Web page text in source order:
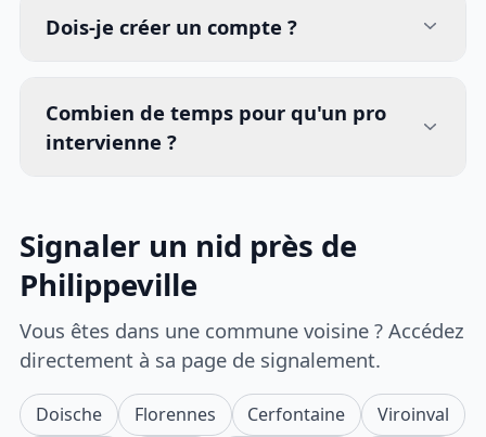
Dois-je créer un compte ?
Combien de temps pour qu'un pro
intervienne ?
Signaler un nid près de
Philippeville
Vous êtes dans une commune voisine ? Accédez
directement à sa page de signalement.
Doische Florennes Cerfontaine
Viroinval